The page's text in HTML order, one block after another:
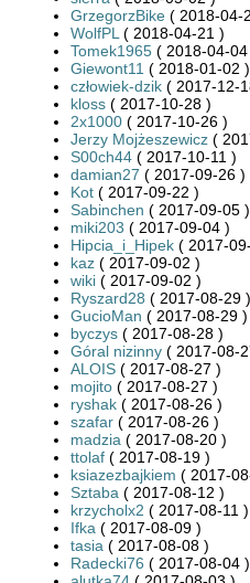
GrzegorzBike ( 2018-04-
WolfPL ( 2018-04-21 )
Tomek1965 ( 2018-04-04
Giewont11 ( 2018-01-02 )
człowiek-dzik ( 2017-12-
kloss ( 2017-10-28 )
2x1000 ( 2017-10-26 )
Jerzy Mojżeszewicz (
S00ch44 ( 2017-10-11 )
damian27 ( 2017-09-26 )
Kot ( 2017-09-22 )
Sabinchen ( 2017-09-05 )
miki203 ( 2017-09-04 )
Hipcia_i_Hipek ( 2017-
kaz ( 2017-09-02 )
wiki ( 2017-09-02 )
Ryszard28 ( 2017-08-29 )
GucioMan ( 2017-08-29 )
byczys ( 2017-08-28 )
Góral nizinny ( 2017-08-
ALOIS ( 2017-08-27 )
mojito ( 2017-08-27 )
ryshak ( 2017-08-26 )
szafar ( 2017-08-26 )
madzia ( 2017-08-20 )
ttolaf ( 2017-08-19 )
ksiazezbajkiem ( 2017-
Sztaba ( 2017-08-12 )
krzycholx2 ( 2017-08-11 )
Ifka ( 2017-08-09 )
tasia ( 2017-08-08 )
Radecki76 ( 2017-08-04 )